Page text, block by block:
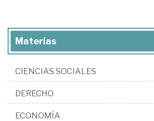
Materias
CIENCIAS SOCIALES
DERECHO
ECONOMÍA